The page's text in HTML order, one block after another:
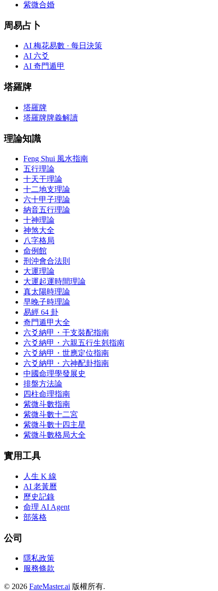
紫微合婚
周易占卜
AI 梅花易數 · 每日決策
AI 六爻
AI 奇門遁甲
塔羅牌
塔羅牌
塔羅牌牌義解讀
理論知識
Feng Shui 風水指南
五行理論
十天干理論
十二地支理論
六十甲子理論
納音五行理論
十神理論
神煞大全
八字格局
命例館
刑沖會合法則
大運理論
大運起運時間理論
真太陽時理論
早晚子時理論
易經 64 卦
奇門遁甲大全
六爻納甲・干支裝配指南
六爻納甲・六親五行生剋指南
六爻納甲・世應定位指南
六爻納甲・六神配卦指南
中國命理學發展史
排盤方法論
四柱命理指南
紫微斗數指南
紫微斗數十二宮
紫微斗數十四主星
紫微斗數格局大全
實用工具
人生 K 線
AI 老黃曆
歷史記錄
命理 AI Agent
部落格
公司
隱私政策
服務條款
© 2026 FateMaster.ai 版權所有.